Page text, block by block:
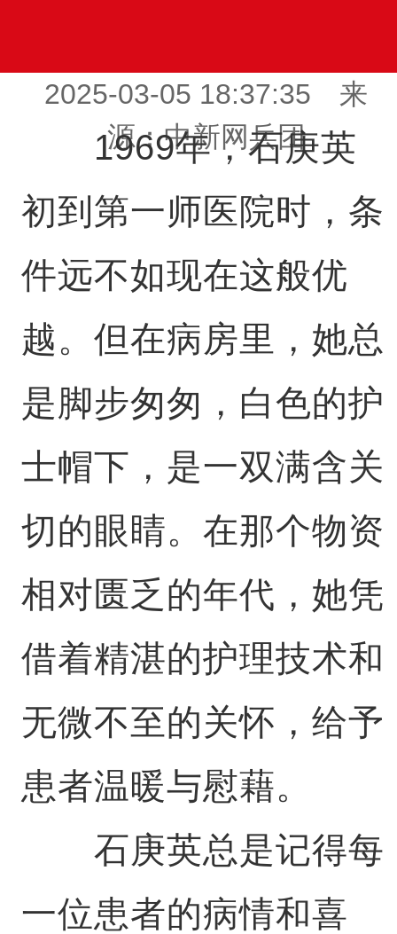
2025-03-05 18:37:35 来
源：中新网兵团
1969年，石庚英
初到第一师医院时，条
件远不如现在这般优
越。但在病房里，她总
是脚步匆匆，白色的护
士帽下，是一双满含关
切的眼睛。在那个物资
相对匮乏的年代，她凭
借着精湛的护理技术和
无微不至的关怀，给予
患者温暖与慰藉。
石庚英总是记得每
一位患者的病情和喜